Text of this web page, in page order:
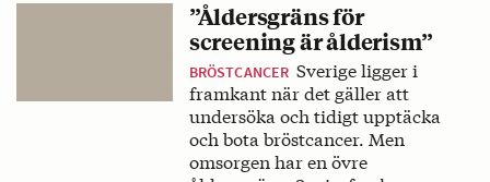
”Åldersgräns för
screening är ålderism”
BRÖSTCANCER Sverige ligger i
framkant när det gäller att
undersöka och tidigt upptäcka
och bota bröstcancer. Men
omsorgen har en övre